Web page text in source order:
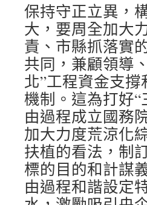
保持守正立異，
大，要周全加大
責、市縣抓落實
共同，兼顧領導
北”工程資金支
機制。這為打好“
由過程成立國務
加大力度荒涼化
扶植的看法，制
標的目的和計謀
由過程和諧設定